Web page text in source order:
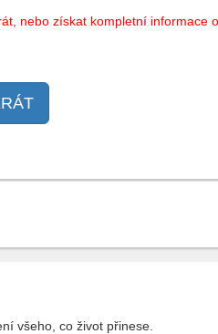
nebo získat kompletní informace
všeho, co život přinese.